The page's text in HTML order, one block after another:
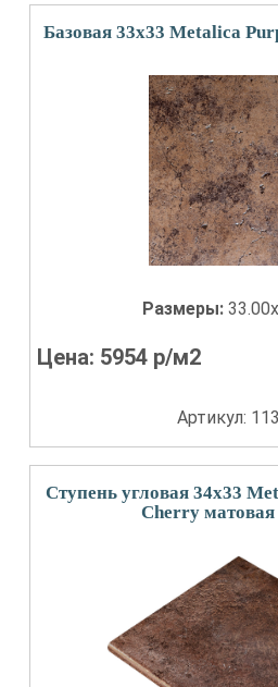
Базовая 33x33 Metalica
Размеры:
Цена: 5954 р/м2
Артикул:
Ступень угловая 34x33
Cherry матовая